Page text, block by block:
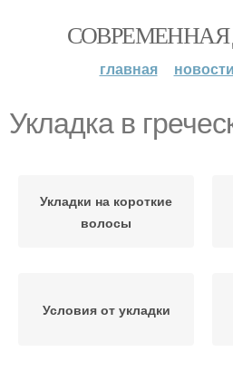
главная новости
Укладка в
Укладки на короткие
волосы
Условия от укладки